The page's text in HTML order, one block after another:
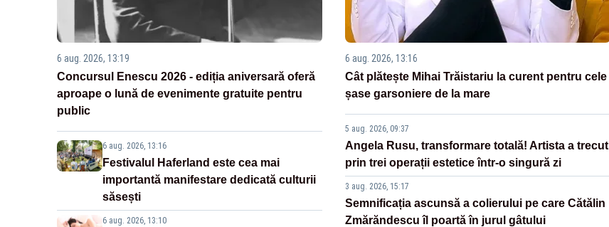
6 aug. 2026, 13:19
Concursul Enescu 2026 - ediția aniversară oferă
aproape o lună de evenimente gratuite pentru
public
6 aug. 2026, 13:16
Festivalul Haferland este cea mai
importantă manifestare dedicată culturii
săsești
6 aug. 2026, 13:10
6 aug. 2026, 13:16
Cât plătește Mihai Trăistariu la curent pentru cele
șase garsoniere de la mare
5 aug. 2026, 09:37
Angela Rusu, transformare totală! Artista a trecut
prin trei operații estetice într-o singură zi
3 aug. 2026, 15:17
Semnificația ascunsă a colierului pe care Cătălin
Zmărăndescu îl poartă în jurul gâtului